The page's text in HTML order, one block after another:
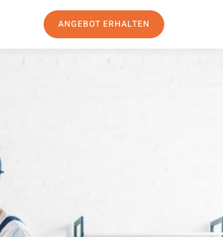
ANGEBOT ERHALTEN